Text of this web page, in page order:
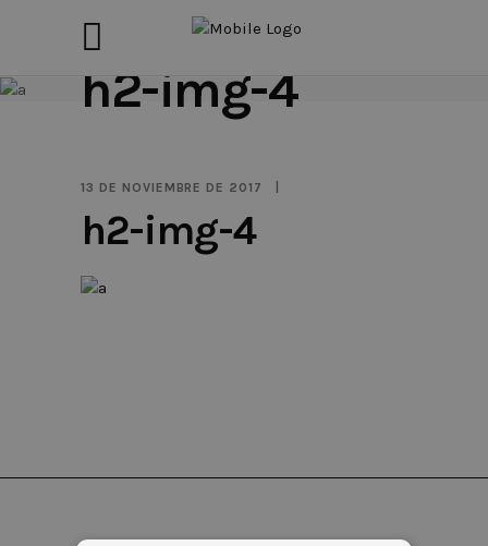
h2-img-4
13 DE NOVIEMBRE DE 2017
h2-img-4